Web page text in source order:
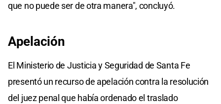
que no puede ser de otra manera", concluyó.
Apelación
El Ministerio de Justicia y Seguridad de Santa Fe
presentó un recurso de apelación contra la resolución
del juez penal que había ordenado el traslado